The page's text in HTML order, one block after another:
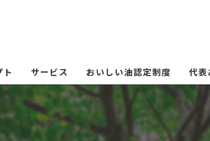
ト サービス おいしい油認定制度 代表